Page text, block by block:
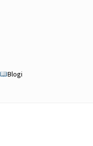
Blogi